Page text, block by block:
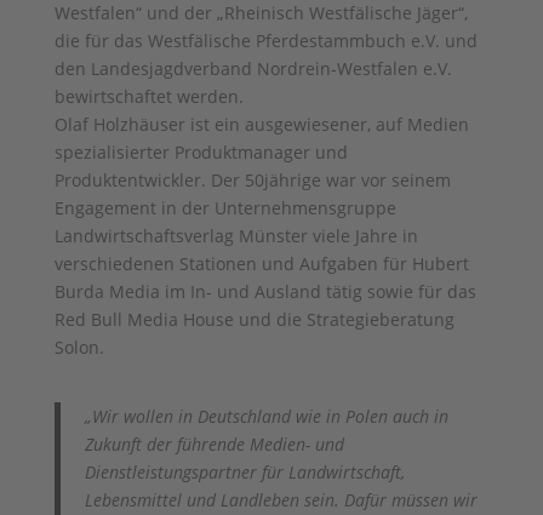
Westfalen“ und der „Rheinisch Westfälische Jäger“,
die für das Westfälische Pferdestammbuch e.V. und
den Landesjagdverband Nordrein-Westfalen e.V.
bewirtschaftet werden.
Olaf Holzhäuser ist ein ausgewiesener, auf Medien
spezialisierter Produktmanager und
Produktentwickler. Der 50jährige war vor seinem
Engagement in der Unternehmensgruppe
Landwirtschaftsverlag Münster viele Jahre in
verschiedenen Stationen und Aufgaben für Hubert
Burda Media im In- und Ausland tätig sowie für das
Red Bull Media House und die Strategieberatung
Solon.
„ Wir wollen in Deutschland wie in Polen auch in
Zukunft der führende Medien- und
Dienstleistungspartner für Landwirtschaft,
Lebensmittel und Landleben sein. Dafür müssen wir